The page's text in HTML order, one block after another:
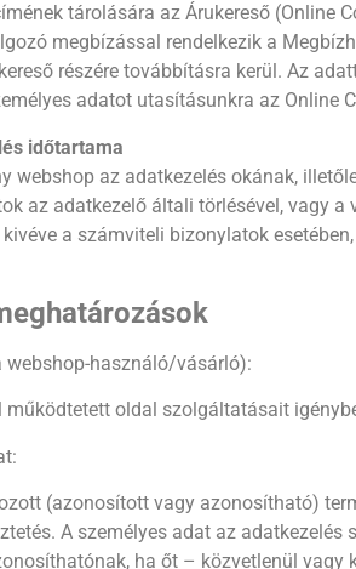
tárolására az Árukereső (Online
megbízással rendelkezik a
részére továbbításra kerül. Az
adatot utasításunkra az Online
időtartama
webshop az adatkezelés okának,
az adatkezelő általi törlésével, vagy
a számviteli bizonylatok
webshop-használó/vásárló):
működtetett oldal szolgáltatásait
(azonosított vagy azonosítható)
A személyes adat az
ha őt – közvetlenül